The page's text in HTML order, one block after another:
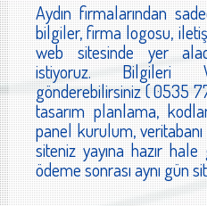
Aydın firmalarından
bilgiler, firma logosu,
web sitesinde yer
istiyoruz. Bilgileri
gönderebilirsiniz ( 0535
tasarım planlama,
panel kurulum,
siteniz yayına hazır
ödeme sonrası aynı gün